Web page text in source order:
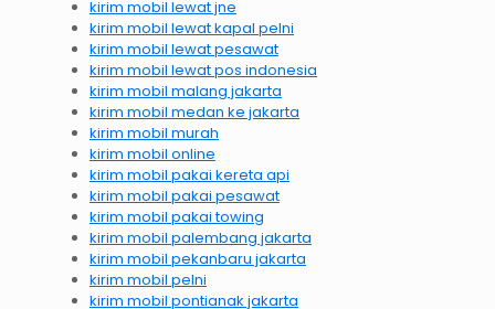
kirim mobil lewat jne
kirim mobil lewat kapal pelni
kirim mobil lewat pesawat
kirim mobil lewat pos indonesia
kirim mobil malang jakarta
kirim mobil medan ke jakarta
kirim mobil murah
kirim mobil online
kirim mobil pakai kereta api
kirim mobil pakai pesawat
kirim mobil pakai towing
kirim mobil palembang jakarta
kirim mobil pekanbaru jakarta
kirim mobil pelni
kirim mobil pontianak jakarta